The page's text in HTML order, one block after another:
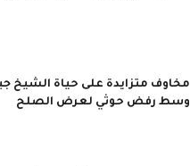
مخاوف متزايدة على حياة الشيخ
وسط رفض حوثي لعرض الصلح